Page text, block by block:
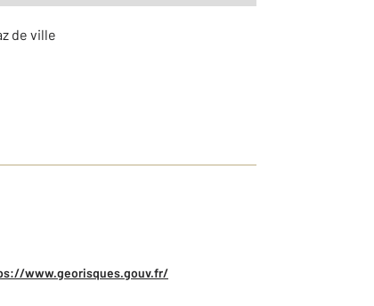
de ville
www.georisques.gouv.fr/